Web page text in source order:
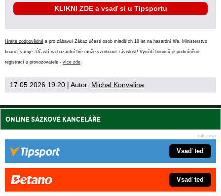
KLIKNI ZDE a vsaď si u Tipsportu
Hrajte zodpovědně a pro zábavu! Zákaz účasti osob mladších 18 let na hazardní hře. Ministerstvo
financí varuje: Účastí na hazardní hře může vzniknout závislost! Využití bonusů je podmíněno
registrací u provozovatele - více zde
17.05.2026 19:20 | Autor: Michal Konvalina
ONLINE SÁZKOVÉ KANCELÁŘE
Vsaď teď
Vsaď teď